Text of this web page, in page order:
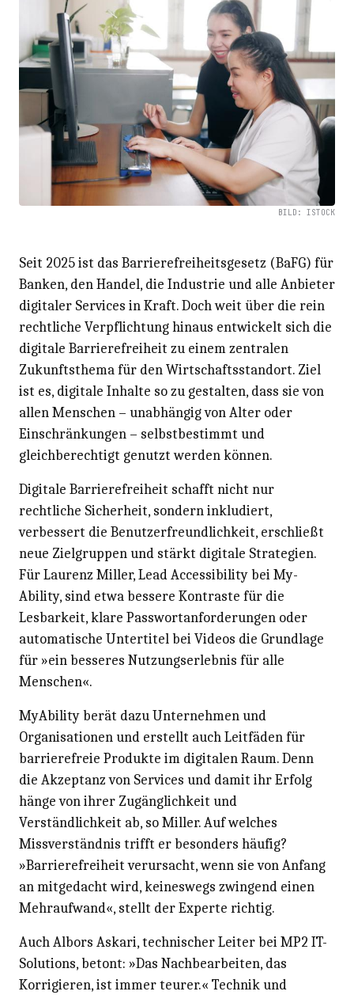
BILD: ISTOCK
Seit 2025 ist das Barrierefreiheitsgesetz (BaFG) für
Banken, den Handel, die Industrie und alle Anbieter
digitaler Services in Kraft. Doch weit über die rein
rechtliche Verpflichtung hinaus entwickelt sich die
digitale Barrierefreiheit zu einem zentralen
Zukunftsthema für den Wirtschaftsstandort. Ziel
ist es, digitale Inhalte so zu gestalten, dass sie von
allen Menschen – unabhängig von Alter oder
Einschränkungen – selbstbestimmt und
gleichberechtigt genutzt werden können.
Digitale Barrierefreiheit schafft nicht nur
rechtliche Sicherheit, sondern inkludiert,
verbessert die Benutzerfreundlichkeit, erschließt
neue Zielgruppen und stärkt digitale Strategien.
Für Laurenz Miller, Lead Accessibility bei My­
Ability, sind etwa bessere Kontraste für die
Lesbarkeit, klare Passwortanforderungen oder
automatische Untertitel bei Videos die Grundlage
für »ein besseres Nutzungserlebnis für alle
Menschen«.
MyAbility berät dazu Unternehmen und
Organisationen und erstellt auch Leitfäden für
barrierefreie Produkte im digitalen Raum. Denn
die Akzeptanz von Services und damit ihr Erfolg
hänge von ihrer Zugänglichkeit und
Verständlichkeit ab, so Miller. Auf welches
Missverständnis trifft er besonders häufig?
»Barrierefreiheit verursacht, wenn sie von Anfang
an mitgedacht wird, keineswegs zwingend einen
Mehraufwand«, stellt der Experte richtig.
Auch Albors Askari, technischer Leiter bei MP2 IT-
Solutions, betont: »Das Nachbearbeiten, das
Korrigieren, ist immer teurer.« Technik und